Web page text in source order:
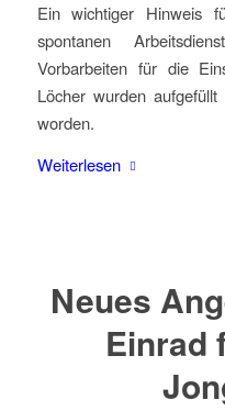
Ein wichtiger Hinweis
spontanen
Vorbarbeiten für die
Löcher wurden
worden.
Weiterlesen
Neues
Einrad